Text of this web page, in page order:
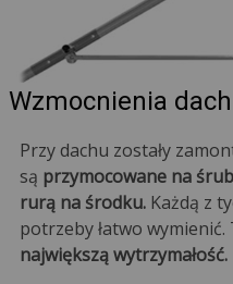
Wzmocnienia
Przy dachu zostały
są przymocowane na
rurą na środku.Każdą z
potrzeby łatwo
największą wytrzymałość.